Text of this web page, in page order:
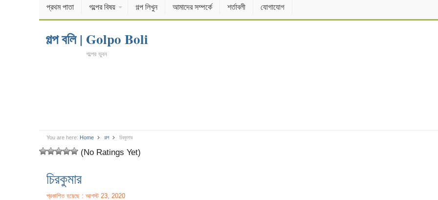
প্রথম পাতা গল্পের বিষয় গল্প লিখুন আমাদের সম্পর্কে শর্তাবলী যোগাযোগ
গল্প বলি | Golpo Boli
গল্পের ভুবন
You are here: Home গল্প চিরকুমার
(No Ratings Yet)
চিরকুমার
প্রকাশিত হয়েছে : আগস্ট 23, 2020